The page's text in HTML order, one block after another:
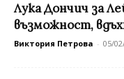
Лука Дончич за
възможност,
Виктория Петрова - 05/